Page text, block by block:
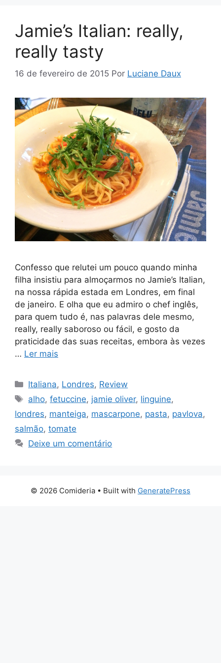
Jamie’s Italian: really,
really tasty
16 de fevereiro de 2015 Por Luciane Daux
Confesso que relutei um pouco quando minha
filha insistiu para almoçarmos no Jamie’s Italian,
na nossa rápida estada em Londres, em final
de janeiro. E olha que eu admiro o chef inglês,
para quem tudo é, nas palavras dele mesmo,
really, really saboroso ou fácil, e gosto da
praticidade das suas receitas, embora às vezes
… Ler mais
Categorias
Italiana, Londres, Review
Tags
alho,fetuccine, jamie oliver, linguine,
londres, manteiga, mascarpone, pasta, pavlova,
salmão, tomate
Deixe um comentário
© 2026 Comideria • Built with GeneratePress